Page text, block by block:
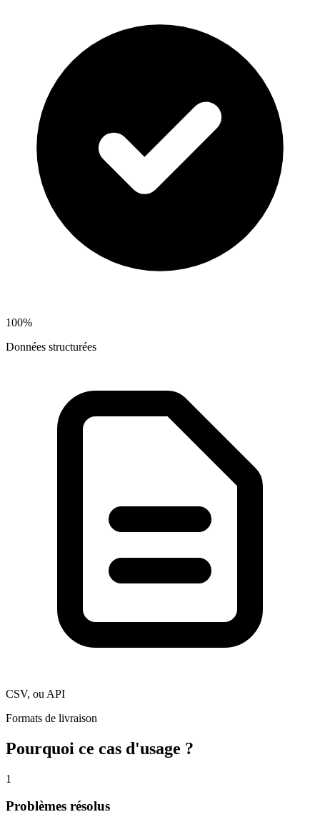
100%
Données structurées
CSV, ou API
Formats de livraison
Pourquoi ce cas d'usage ?
1
Problèmes résolus